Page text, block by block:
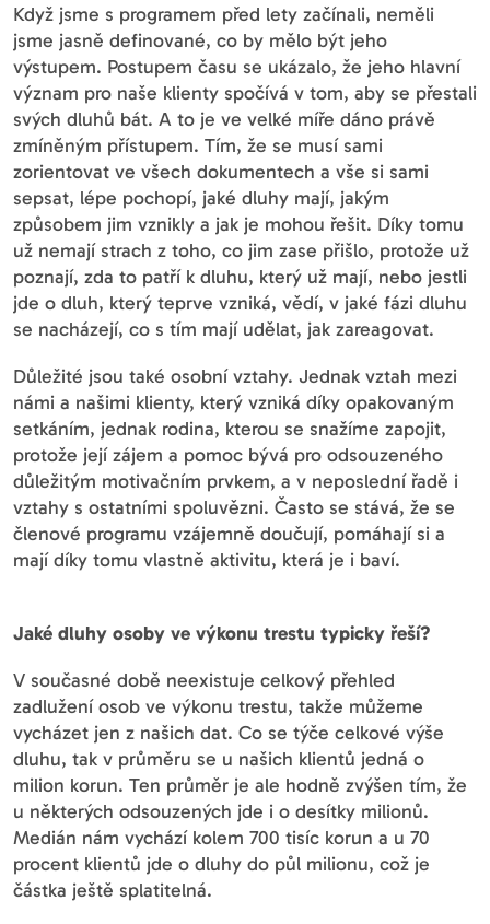
Když jsme s programem před lety začínali, neměli
jsme jasně definované, co by mělo být jeho
výstupem. Postupem času se ukázalo, že jeho hlavní
význam pro naše klienty spočívá v tom, aby se přestali
svých dluhů bát. A to je ve velké míře dáno právě
zmíněným přístupem. Tím, že se musí sami
zorientovat ve všech dokumentech a vše si sami
sepsat, lépe pochopí, jaké dluhy mají, jakým
způsobem jim vznikly a jak je mohou řešit. Díky tomu
už nemají strach z toho, co jim zase přišlo, protože už
poznají, zda to patří k dluhu, který už mají, nebo jestli
jde o dluh, který teprve vzniká, vědí, v jaké fázi dluhu
se nacházejí, co s tím mají udělat, jak zareagovat.
Důležité jsou také osobní vztahy. Jednak vztah mezi
námi a našimi klienty, který vzniká díky opakovaným
setkáním, jednak rodina, kterou se snažíme zapojit,
protože její zájem a pomoc bývá pro odsouzeného
důležitým motivačním prvkem, a v neposlední řadě i
vztahy s ostatními spoluvězni. Často se stává, že se
členové programu vzájemně doučují, pomáhají si a
mají díky tomu vlastně aktivitu, která je i baví.
Jaké dluhy osoby ve výkonu trestu typicky řeší?
V současné době neexistuje celkový přehled
zadlužení osob ve výkonu trestu, takže můžeme
vycházet jen z našich dat. Co se týče celkové výše
dluhu, tak v průměru se u našich klientů jedná o
milion korun. Ten průměr je ale hodně zvýšen tím, že
u některých odsouzených jde i o desítky milionů.
Medián nám vychází kolem 700 tisíc korun a u 70
procent klientů jde o dluhy do půl milionu, což je
částka ještě splatitelná.